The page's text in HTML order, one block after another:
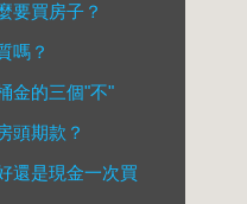
要買房子？
嗎？
金的三個"不"
頭期款？
還是現金一次買